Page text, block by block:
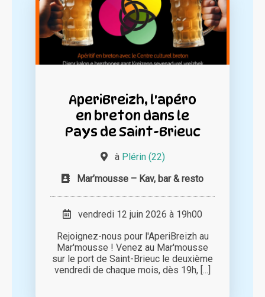
AperiBreizh, l'apéro
en breton dans le
Pays de Saint-Brieuc
à Plérin (22)
Mar’mousse – Kav, bar & resto
vendredi 12 juin 2026 à 19h00
Rejoignez-nous pour l'AperiBreizh au
Mar'mousse ! Venez au Mar'mousse
sur le port de Saint-Brieuc le deuxième
vendredi de chaque mois, dès 19h, [...]